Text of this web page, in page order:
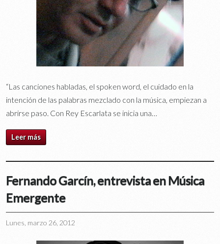
“Las canciones habladas, el spoken word, el cuidado en la
intención de las palabras mezclado con la música, empiezan a
abrirse paso. Con Rey Escarlata se inicia una…
Leer más
Fernando Garcín, entrevista en Música
Emergente
Lunes, marzo 26, 2012